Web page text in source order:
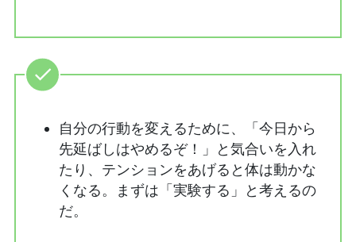
自分の行動を変えるために、「今日から
先延ばしはやめるぞ！」と気合いを入れ
たり、テンションをあげると体は動かな
くなる。まずは「実験する」と考えるの
だ。